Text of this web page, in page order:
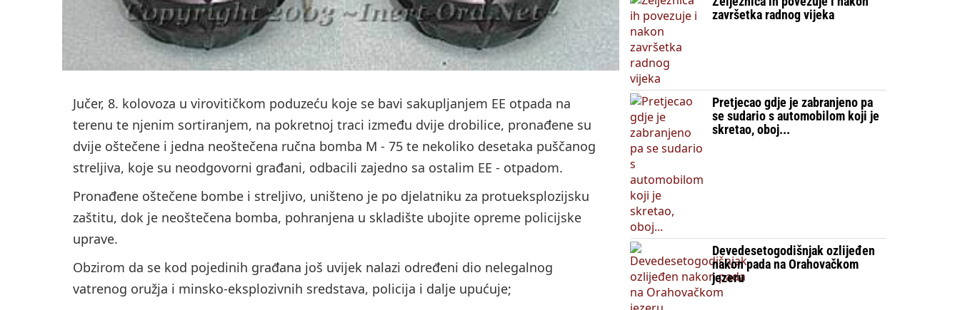
Jučer, 8. kolovoza u virovitičkom poduzeću koje se bavi sakupljanjem EE otpada na
terenu te njenim sortiranjem, na pokretnoj traci između dvije drobilice, pronađene su
dvije oštečene i jedna neoštečena ručna bomba M - 75 te nekoliko desetaka puščanog
streljiva, koje su neodgovorni građani, odbacili zajedno sa ostalim EE - otpadom.
Pronađene oštečene bombe i streljivo, uništeno je po djelatniku za protueksplozijsku
zaštitu, dok je neoštečena bomba, pohranjena u skladište ubojite opreme policijske
uprave.
Obzirom da se kod pojedinih građana još uvijek nalazi određeni dio nelegalnog
vatrenog oružja i minsko-eksplozivnih sredstava, policija i dalje upućuje;
završetka radnog vijeka
Pretjecao gdje je zabranjeno pa
se sudario s automobilom koji je
skretao, oboj...
Devedesetogodišnjak ozlijeđen
nakon pada na Orahovačkom
jezeru